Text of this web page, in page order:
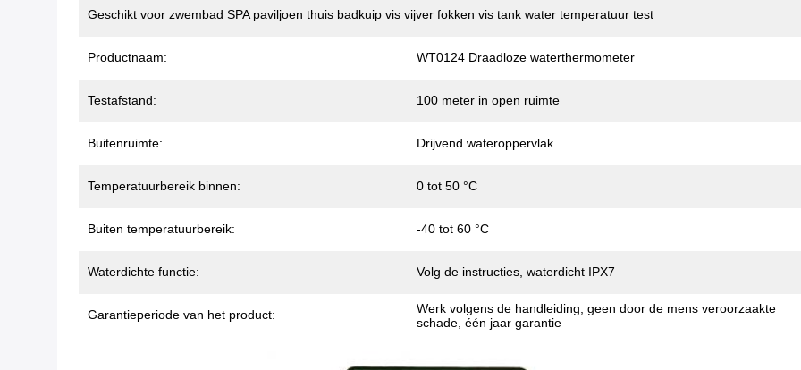
Geschikt voor zwembad SPA paviljoen thuis badkuip vis vijver fokken vis tank water temperatuur test
Productnaam: WT0124 Draadloze waterthermometer
Testafstand: 100 meter in open ruimte
Buitenruimte: Drijvend wateroppervlak
Temperatuurbereik binnen: 0 tot 50 °C
Buiten temperatuurbereik: -40 tot 60 °C
Waterdichte functie: Volg de instructies, waterdicht IPX7
Garantieperiode van het product:
Werk volgens de handleiding, geen door de mens veroorzaakte
schade, één jaar garantie